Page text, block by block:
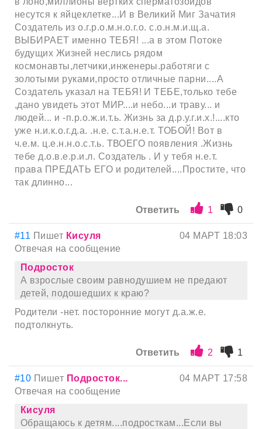
несутся к яйцеклетке...И в Великий Миг Зачатия
Создатель из о.г.р.о.м.н.о.г.о. с.о.н.м.и.щ.а.
ВЫБИРАЕТ именно ТЕБЯ! ...а в этом Потоке
будущих Жизней неслись рядом
космонавты,летчики,инженеры.работяги с
золотыми руками,просто отличные парни....А
Создатель указал на ТЕБЯ! И ТЕБЕ,только тебе
,дано увидеть этот МИР....и небо...и траву... и
людей... и -п.р.о.ж.и.т.ь. Жизнь за д.р.у.г.и.х.!....кто
уже н.и.к.о.г.д.а. .н.е. с.т.а.н.е.т. ТОБОЙ! Вот в
ч.е.м. ц.е.н.н.о.с.т.ь. ТВОЕГО появления .Жизнь
тебе д.о.в.е.р.и.л. Создатель . И у тебя н.е.т.
права ПРЕДАТЬ ЕГО и родителей....Простите, что
так длинно...
Ответить 1 0
#11 Пишет Кисуля
04 МАРТ 18:03
Отвечая на сообщение
Подросток
А взрослые своим равнодушием не предают
детей, подошедших к краю?
Родители -нет. посторонние могут д.а.ж.е.
подтолкнуть.
Ответить 2 1
#10 Пишет Подросток...
04 МАРТ 17:58
Отвечая на сообщение
Кисуля
Обращаюсь к детям....подросткам...Если вы